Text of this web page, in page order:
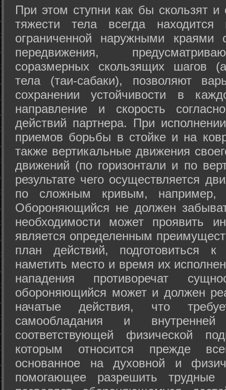
При этом ступни как бы скользят
тяжести тела всегда
ограниченной наружными краями
передвижения,
соразмерных скользящих шагов
тела (таи-сабаки), позволяют
сохранении устойчивости в
направление и скорость
действий партнера. При
приемов борьбы в стойке и на
также вертикальные движения
движений (по горизонтали и по
результате чего осуществляется
по сложным кривым, например,
Обороняющийся не должен
необходимости может проявить
является определенным
план действий, подготовиться
наметить место и время их
нападения противоречат
обороняющийся может и должен
начатые действия, что
самообладания и
соответствующей физической
которым относится прежде
основанное на духовной и
помогающее разрешить